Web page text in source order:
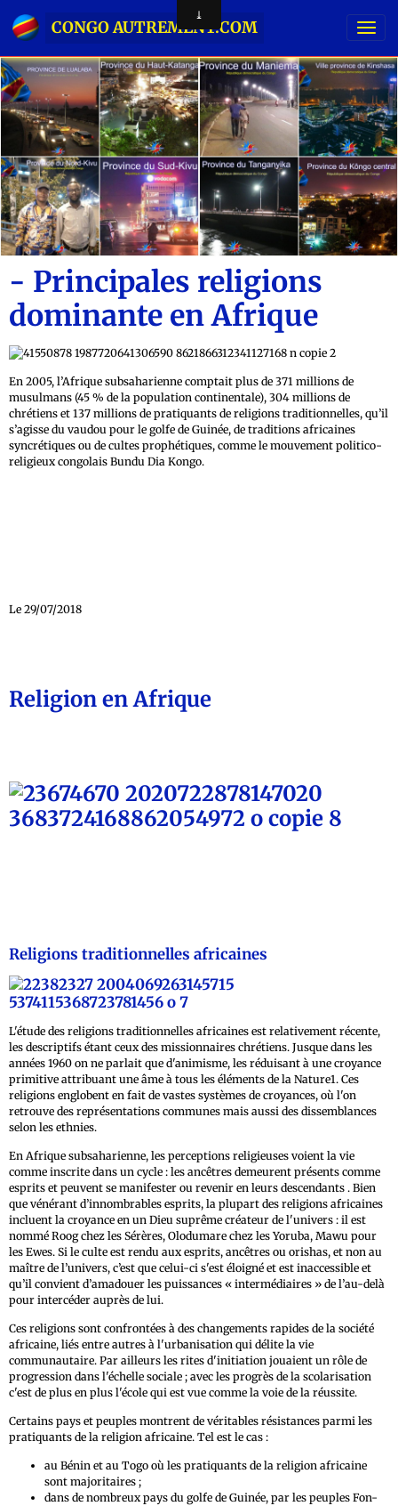
CONGO AUTREMENT.COM
- Principales religions
dominante en Afrique
En 2005, l’Afrique subsaharienne comptait plus de 371 millions de
musulmans (45 % de la population continentale), 304 millions de
chrétiens et 137 millions de pratiquants de religions traditionnelles, qu’il
s’agisse du vaudou pour le golfe de Guinée, de traditions africaines
syncrétiques ou de cultes prophétiques, comme le mouvement politico-
religieux congolais Bundu Dia Kongo.
Le 29/07/2018
Religion en Afrique
Religions traditionnelles africaines
L'étude des religions traditionnelles africaines est relativement récente,
les descriptifs étant ceux des missionnaires chrétiens. Jusque dans les
années 1960 on ne parlait que d'animisme, les réduisant à une croyance
primitive attribuant une âme à tous les éléments de la Nature1. Ces
religions englobent en fait de vastes systèmes de croyances, où l'on
retrouve des représentations communes mais aussi des dissemblances
selon les ethnies.
En Afrique subsaharienne, les perceptions religieuses voient la vie
comme inscrite dans un cycle : les ancêtres demeurent présents comme
esprits et peuvent se manifester ou revenir en leurs descendants . Bien
que vénérant d’innombrables esprits, la plupart des religions africaines
incluent la croyance en un Dieu suprême créateur de l'univers : il est
nommé Roog chez les Sérères, Olodumare chez les Yoruba, Mawu pour
les Ewes. Si le culte est rendu aux esprits, ancêtres ou orishas, et non au
maître de l’univers, c’est que celui-ci s'est éloigné et est inaccessible et
qu’il convient d’amadouer les puissances « intermédiaires » de l’au-delà
pour intercéder auprès de lui.
Ces religions sont confrontées à des changements rapides de la société
africaine, liés entre autres à l'urbanisation qui délite la vie
communautaire. Par ailleurs les rites d'initiation jouaient un rôle de
progression dans l'échelle sociale ; avec les progrès de la scolarisation
c'est de plus en plus l'école qui est vue comme la voie de la réussite.
Certains pays et peuples montrent de véritables résistances parmi les
pratiquants de la religion africaine. Tel est le cas :
au Bénin et au Togo où les pratiquants de la religion africaine
sont majoritaires ;
dans de nombreux pays du golfe de Guinée, par les peuples Fon-